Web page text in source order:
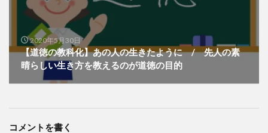
2020年5月30日
【道徳の教科化】あの人の生きたように / 先人の素
晴らしい生き方を教えるのが道徳の目的
コメントを書く